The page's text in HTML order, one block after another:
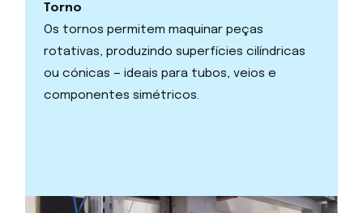
Torno
Os tornos permitem maquinar peças
rotativas, produzindo superfícies cilíndricas
ou cónicas — ideais para tubos, veios e
componentes simétricos.